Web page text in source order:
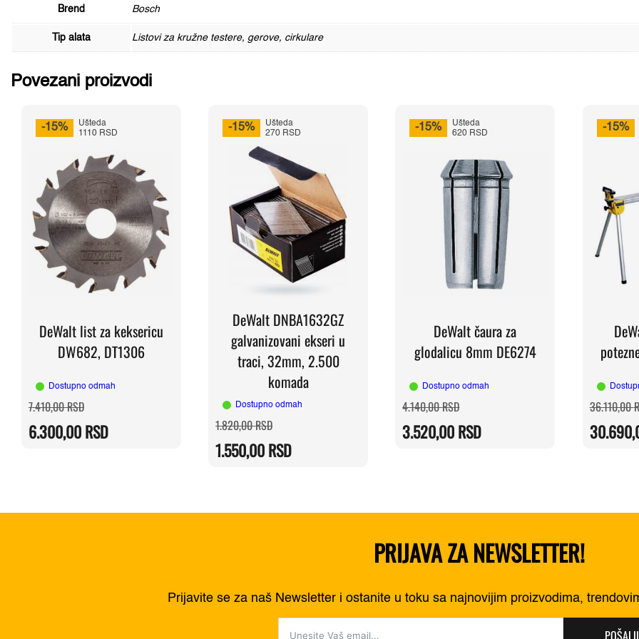
Brend Bosch
Tip alata Listovi za kružne testere, gerove, cirkulare
Povezani proizvodi
-15%
Ušteda
1110 RSD
DeWalt list za keksericu
DW682, DT1306
Dostupno odmah
7.410,00RSDOriginalna
cena
bila:
7.410,00 RSD.
6.300,00RSD
Trenutna
cena
6.300,00 RSD.
-15%
Ušteda
270 RSD
DeWalt DNBA1632GZ
galvanizovani ekseri u
traci, 32mm, 2.500
komada
Dostupno odmah
1.820,00RSDOriginalna
cena
bila:
1.820,00 RSD.
1.550,00RSD
Trenutna
cena
1.550,00 RSD.
-15%
Ušteda
620 RSD
DeWalt čaura za
glodalicu 8mm DE6274
Dostupno odmah
4.140,00RSDOriginalna
cena
bila:
4.140,00 RSD.
3.520,00RSD
Trenutna
cena
3.520,00 RSD.
-15%
36.110,00
PRIJAVA ZA NEWSLETTER!
Prijavite se za naš Newsletter i ostanite u toku sa najnovijim proizvodima,
POŠALJI